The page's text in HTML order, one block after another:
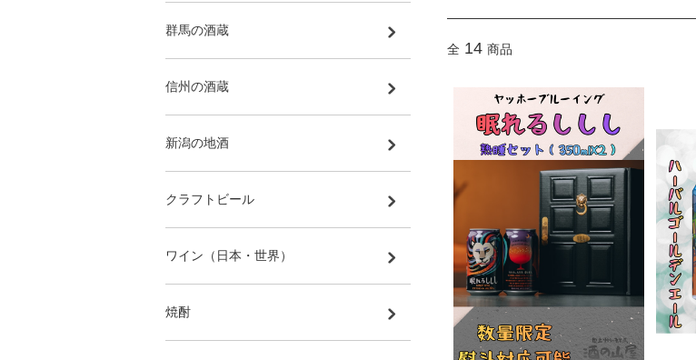
全 14 商品
群馬の酒蔵
信州の酒蔵
新潟の地酒
クラフトビール
ワイン（日本・世界）
焼酎